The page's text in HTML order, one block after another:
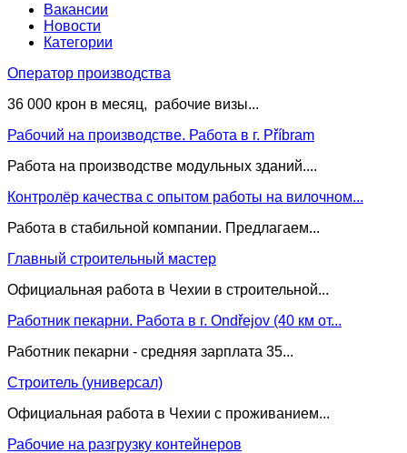
Вакансии
Новости
Категории
Оператор производства
36 000 крон в месяц, рабочие визы...
Рабочий на производстве. Работа в г. Příbram
Работа на производстве модульных зданий....
Контролёр качества с опытом работы на вилочном...
Работа в стабильной компании. Предлагаем...
Главный строительный мастер
Официальная работа в Чехии в строительной...
Работник пекарни. Работа в г. Ondřejov (40 км от...
Работник пекарни - средняя зарплата 35...
Строитель (универсал)
Официальная работа в Чехии с проживанием...
Рабочие на разгрузку контейнеров